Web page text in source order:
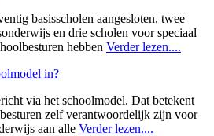
basisscholen aangesloten, twee
en drie scholen voor speciaal
hebben Verder lezen....
in?
via het schoolmodel. Dat betekent
zelf verantwoordelijk zijn voor
aan alle Verder lezen....